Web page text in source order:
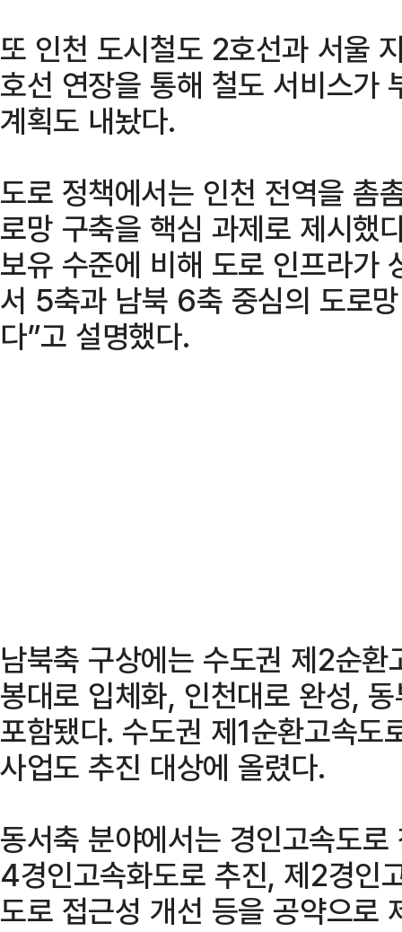
또 인천 도시철도 2호선과 서울
호선 연장을 통해 철도 서비스가
계획도 내놨다.
도로 정책에서는 인천 전역을 촘
로망 구축을 핵심 과제로 제시했
보유 수준에 비해 도로 인프라가
서 5축과 남북 6축 중심의 도로
다”고 설명했다.
남북축 구상에는 수도권 제2순
봉대로 입체화, 인천대로 완성,
포함됐다. 수도권 제1순환고속
사업도 추진 대상에 올렸다.
동서축 분야에서는 경인고속도
4경인고속화도로 추진, 제2경인
도로 접근성 개선 등을 공약으로